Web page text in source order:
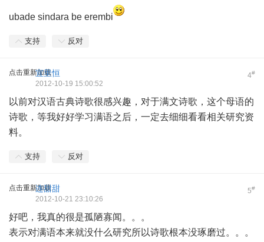
ubade sindara be erembi
支持 反对
点击重新加载 4#
宜里恒
2012-10-19 15:00:52
以前对汉语古典诗歌很感兴趣，对于满文诗歌，这个母语的
诗歌，等我好好学习满语之后，一定去细细看看相关研究资
料。
支持 反对
点击重新加载 5#
连甜甜
2012-10-21 23:10:26
好吧，我真的很是孤陋寡闻。。。
表示对满语本来就没什么研究所以诗歌根本没琢磨过。。。